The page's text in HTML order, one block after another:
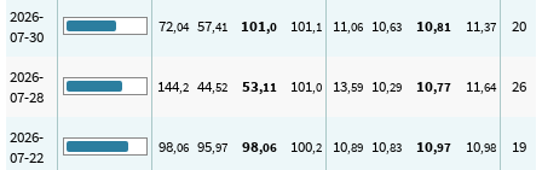
2026-
07-30
72,04 57,41 101,0 101,1 11,06 10,63 10,81 11,37 20
2026-
07-28
144,2 44,52 53,11 101,0 13,59 10,29 10,77 11,64 26
2026-
07-22
98,06 95,97 98,06 100,2 10,89 10,83 10,97 10,98 19